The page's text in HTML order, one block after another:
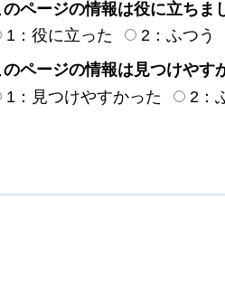
のページの情報は役に立ちま
1：役に立った
2：ふつう
のページの情報は見つけやす
1：見つけやすかった
2：